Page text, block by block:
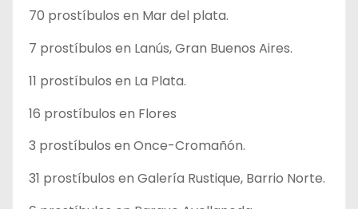
70 prostíbulos en Mar del plata.
7 prostíbulos en Lanús, Gran Buenos Aires.
11 prostíbulos en La Plata.
16 prostíbulos en Flores
3 prostíbulos en Once-Cromañón.
31 prostíbulos en Galería Rustique, Barrio Norte.